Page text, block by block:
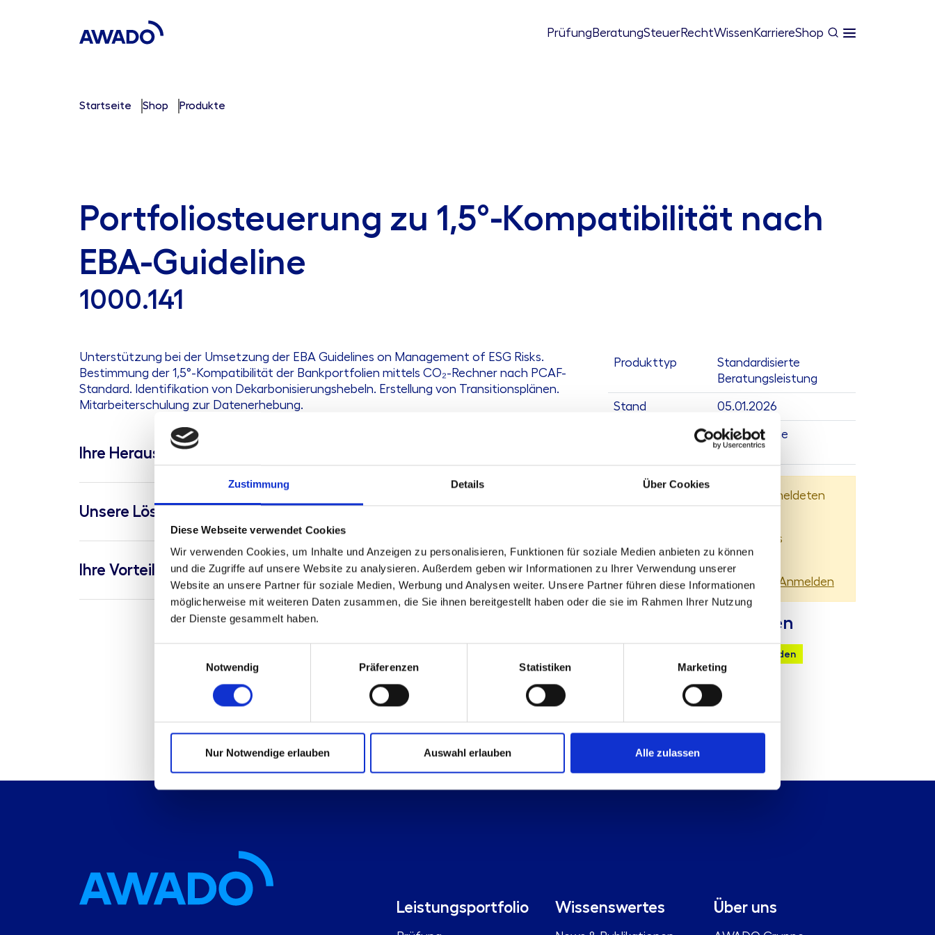
Zustimmung Details Über Cookies
Diese Webseite verwendet Cookies
Wir verwenden Cookies, um Inhalte und Anzeigen zu personalisieren, Funktionen für soziale Medien anbieten zu können
und die Zugriffe auf unsere Website zu analysieren. Außerdem geben wir Informationen zu Ihrer Verwendung unserer
Website an unsere Partner für soziale Medien, Werbung und Analysen weiter. Unsere Partner führen diese Informationen
möglicherweise mit weiteren Daten zusammen, die Sie ihnen bereitgestellt haben oder die sie im Rahmen Ihrer Nutzung
der Dienste gesammelt haben.
Notwendig
Präferenzen Statistiken Marketing
Nur Notwendige erlauben Auswahl erlauben Alle zulassen
Prüfung BeratungSteuerRechtWissen KarriereShop
Startseite Shop Produkte
Portfoliosteuerung zu 1,5°-Kompatibilität nach
EBA-Guideline
1000.141
Unterstützung bei der Umsetzung der EBA Guidelines on Management of ESG Risks.
Bestimmung der 1,5°-Kompatibilität der Bankportfolien mittels CO₂-Rechner nach PCAF-
Standard. Identifikation von Dekarbonisierungshebeln. Erstellung von Transitionsplänen.
Mitarbeiterschulung zur Datenerhebung.
Ihre Herausforderung
Unsere Lösung
Ihre Vorteile
Produkttyp
Standardisierte
Beratungsleistung
Stand 05.01.2026
derzeit keine
Dieser Inhalt steht nur angemeldeten
kostenlos
registrieren
Sie haben bereits ein Konto? Anmelden
Kontaktmöglichkeiten
Mail senden
Leistungsportfolio Wissenswertes Über uns